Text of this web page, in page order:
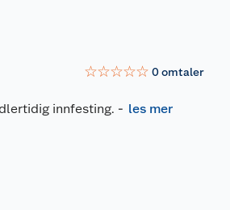
☆☆☆☆☆ 0omtaler
innfesting. - les mer